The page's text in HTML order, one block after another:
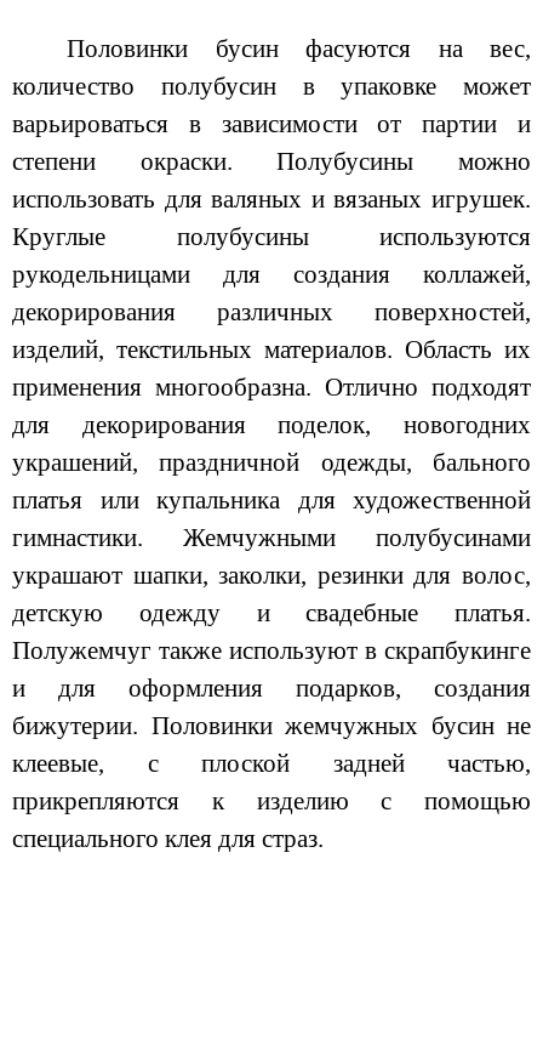
Половинки бусин фасуются на вес,
количество полубусин в упаковке может
варьироваться в зависимости от партии и
степени окраски. Полубусины можно
использовать для валяных и вязаных игрушек.
Круглые полубусины используются
рукодельницами для создания коллажей,
декорирования различных поверхностей,
изделий, текстильных материалов. Область их
применения многообразна. Отлично подходят
для декорирования поделок, новогодних
украшений, праздничной одежды, бального
платья или купальника для художественной
гимнастики. Жемчужными полубусинами
украшают шапки, заколки, резинки для волос,
детскую одежду и свадебные платья.
Полужемчуг также используют в скрапбукинге
и для оформления подарков, создания
бижутерии. Половинки жемчужных бусин не
клеевые, с плоской задней частью,
прикрепляются к изделию с помощью
специального клея для страз.